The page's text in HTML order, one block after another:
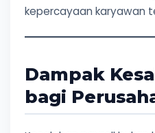
kepercayaan karyawan
Dampak
bagi